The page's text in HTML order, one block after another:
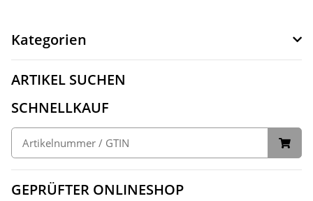
Kategorien
ARTIKEL SUCHEN
SCHNELLKAUF
GEPRÜFTER ONLINESHOP